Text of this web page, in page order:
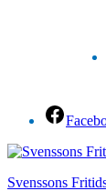
Svenssons